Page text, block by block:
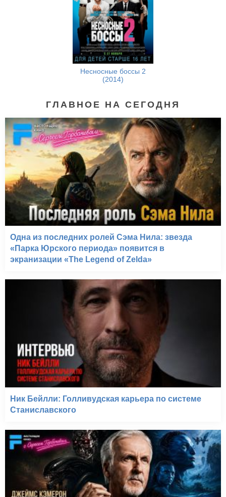
Несносные боссы 2
(2014)
ГЛАВНОЕ НА СЕГОДНЯ
Одна из последних ролей Сэма Нила: звезда
«Парка Юрского периода» появится в
экранизации «The Legend of Zelda»
Ник Бейлли: Голливудская карьера по системе
Станиславского